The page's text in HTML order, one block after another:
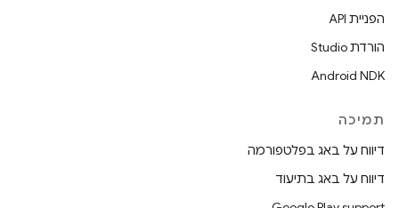
הפניית API
הורדת Studio
Android NDK
תמיכה
דיווח על באג בפלטפורמה
דיווח על באג בתיעוד